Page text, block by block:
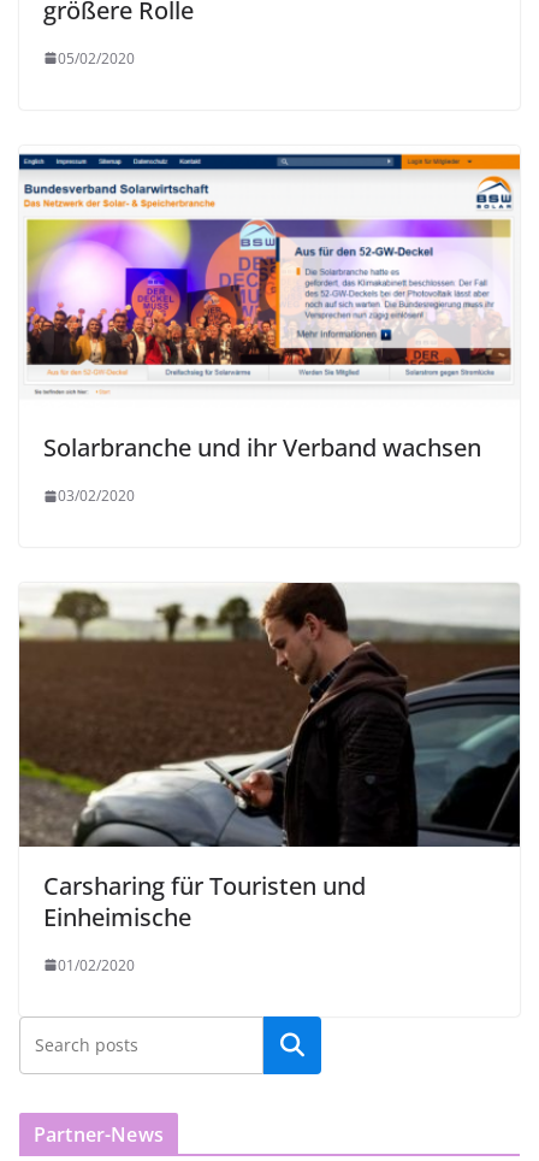
größere Rolle
05/02/2020
Solarbranche und ihr Verband wachsen
03/02/2020
Carsharing für Touristen und
Einheimische
01/02/2020
Partner-News